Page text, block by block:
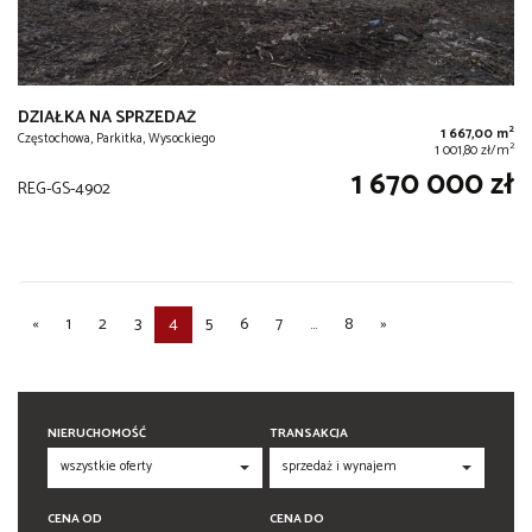
DZIAŁKA NA SPRZEDAŻ
Częstochowa, Parkitka, Wysockiego 1 667,00 m2
1 001,80 zł/m2
REG-GS-4902 1 670 000 zł
« 1 2 3 4 5 6 7 ... 8 »
NIERUCHOMOŚĆ TRANSAKCJA
CENA OD CENA DO